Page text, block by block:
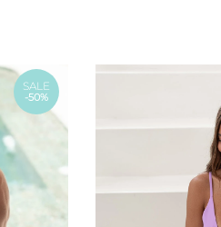
SALE
-50%